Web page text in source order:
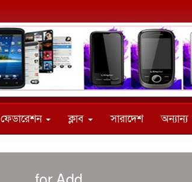
ফেডারেশন ক্লাব সারাদেশ অন্যান্য